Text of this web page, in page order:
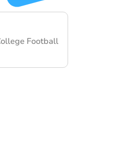
Football